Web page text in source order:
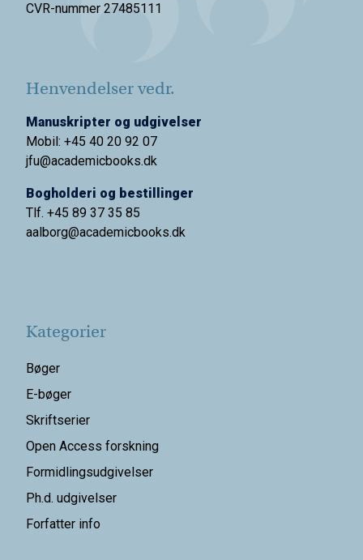
CVR-nummer 27485111
Henvendelser vedr.
Manuskripter og udgivelser
Mobil: +45 40 20 92 07
jfu@academicbooks.dk
Bogholderi og bestillinger
Tlf. +45 89 37 35 85
aalborg@academicbooks.dk
Kategorier
Bøger
E-bøger
Skriftserier
Open Access forskning
Formidlingsudgivelser
Ph.d. udgivelser
Forfatter info